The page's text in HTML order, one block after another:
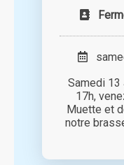
Samedi 13
17h,
Muette et
notre